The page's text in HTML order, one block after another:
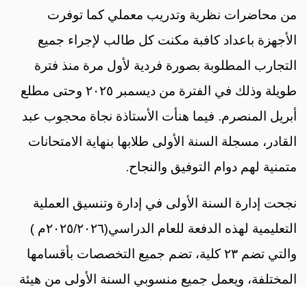
من محاضرات نظرية وتدريب معملي كما توفرت
الأجهزة باعداد كافبة مكنت كل طالب لإجراء جميع
التجارب المطلوبة بصورة فردية لأول مرة منذ فترة
طويلة وذلك في الفترة من ديسمبر ٢٠٢٥ وحتى مطلع
أبريل المنصرم. فيما هنأت الأستاذة نجاة محجوب عبد
القادر، مسجلة السنة الأولى طلابها بنهاية الامتحانات
متمنية لهم دوام التوفيق والنجاح.
نجحت إدارة السنة الأولى في إدارة وتنسيق العملية
التعليمية لهذه الدفعة للعام الدراسي(٢٠٢٥/٢٠٢٦م )
والتي تضم ٢٣ كلية، تضم جميع التخصصات بأقسامها
المختلفة، ويعمل جميع منسوبي السنة الأولى من هيئة